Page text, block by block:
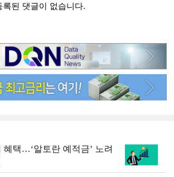
혜택…‘알토란 예적금’ 노려